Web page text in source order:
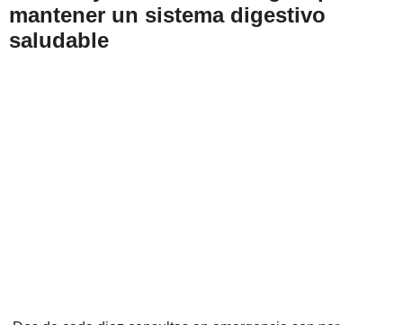
mantener un sistema digestivo
saludable